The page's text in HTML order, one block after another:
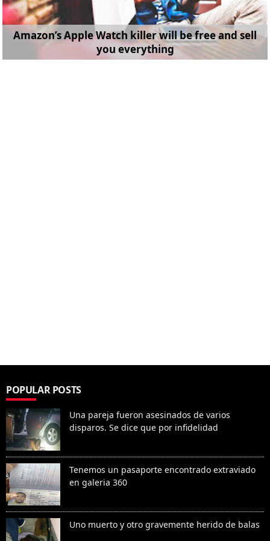
Amazon’s Apple Watch killer will be free and sell
you everything
POPULAR POSTS
Una pareja fueron asesinados de varios
disparos. Se dice que por infidelidad
Tenemos un pasaporte encontrado extraviado
en galeria 360
Uno muerto y otro gravemente herido de balas